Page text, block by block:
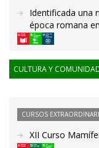
Identificada una
época romana
CULTURA Y
CURSOS
XII Curso